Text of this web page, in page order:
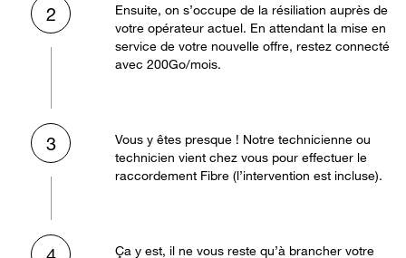
2
Ensuite, on s’occupe de la résiliation auprès de
votre opérateur actuel. En attendant la mise en
service de votre nouvelle offre, restez connecté
avec 200Go/mois.
3
Vous y êtes presque ! Notre technicienne ou
technicien vient chez vous pour effectuer le
raccordement Fibre (l’intervention est incluse).
Ça y est, il ne vous reste qu’à brancher votre